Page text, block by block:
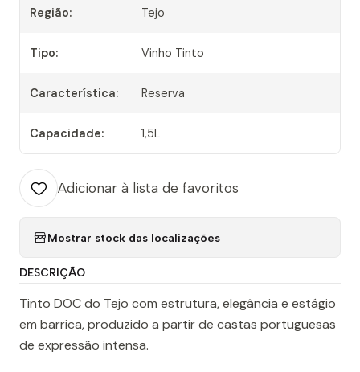
Região: Tejo
Tipo: Vinho Tinto
Característica: Reserva
Capacidade: 1,5L
Adicionar à lista de favoritos
Mostrar stock das localizações
DESCRIÇÃO
Tinto DOC do Tejo com estrutura, elegância e estágio
em barrica, produzido a partir de castas portuguesas
de expressão intensa.